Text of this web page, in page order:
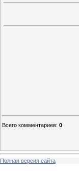
Всего комментариев: 0
Полная версия сайта